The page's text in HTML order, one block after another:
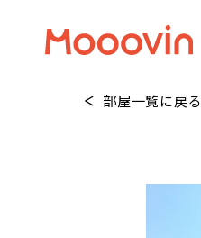
部屋一覧に戻る